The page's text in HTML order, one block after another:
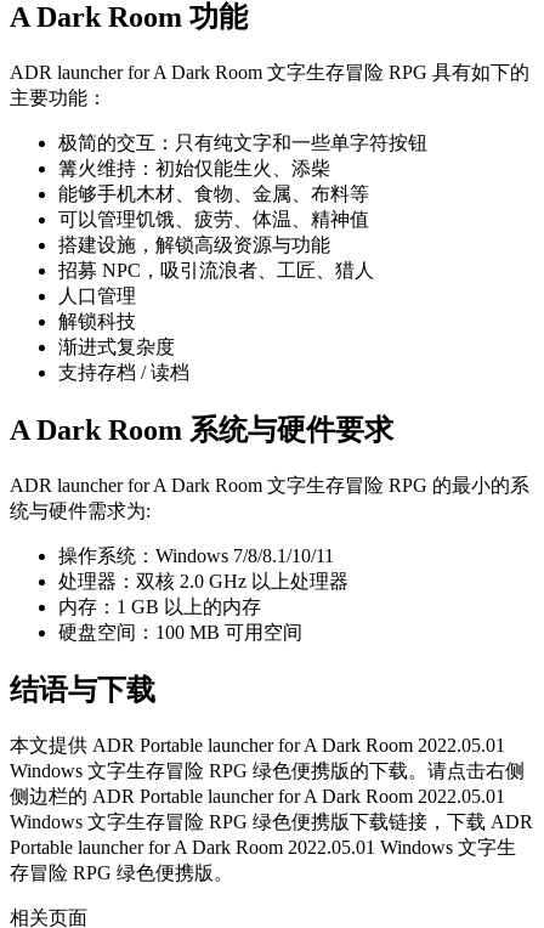
A Dark Room 功能
ADR launcher for A Dark Room 文字生存冒险 RPG 具有如下的
主要功能：
极简的交互：只有纯文字和一些单字符按钮
篝火维持：初始仅能生火、添柴
能够手机木材、食物、金属、布料等
可以管理饥饿、疲劳、体温、精神值
搭建设施，解锁高级资源与功能
招募 NPC，吸引流浪者、工匠、猎人
人口管理
解锁科技
渐进式复杂度
支持存档 / 读档
A Dark Room 系统与硬件要求
ADR launcher for A Dark Room 文字生存冒险 RPG 的最小的系
统与硬件需求为:
操作系统：Windows 7/8/8.1/10/11
处理器：双核 2.0 GHz 以上处理器
内存：1 GB 以上的内存
硬盘空间：100 MB 可用空间
结语与下载
本文提供 ADR Portable launcher for A Dark Room 2022.05.01
Windows 文字生存冒险 RPG 绿色便携版的下载。请点击右侧
侧边栏的 ADR Portable launcher for A Dark Room 2022.05.01
Windows 文字生存冒险 RPG 绿色便携版下载链接，下载 ADR
Portable launcher for A Dark Room 2022.05.01 Windows 文字生
存冒险 RPG 绿色便携版。
相关页面